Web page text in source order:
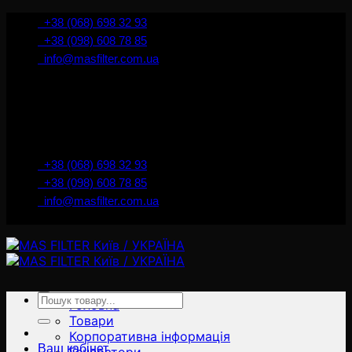
İçeriğe+38 (068) 698 32 93
+38 (098) 608 78 85
info@masfilter.com.ua
+38 (068) 698 32 93
+38 (098) 608 78 85
info@masfilter.com.ua
Головна
Товари
Корпоративна інформація
Ara:
Ваш кабінет